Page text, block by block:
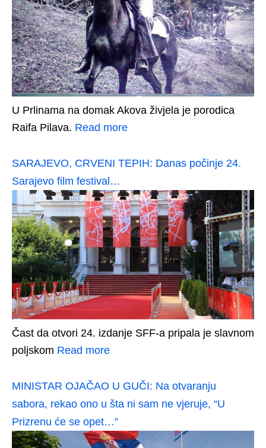
U Prlinama na domak Akova živjela je porodica
Raifa Pilava. Read more
SARAJEVO, CRVENI TEPIH: Danas počinje 24.
Sarajevo film festival…
Čast da otvori 24. izdanje SFF-a pripala je slavnom
poljskom Read more
MINISTAR OJAČAO U GUČI: Na otvaranju
sabora, rekao ono u šta ni sam ne vjeruje, “U
Prizrenu će se opet…”